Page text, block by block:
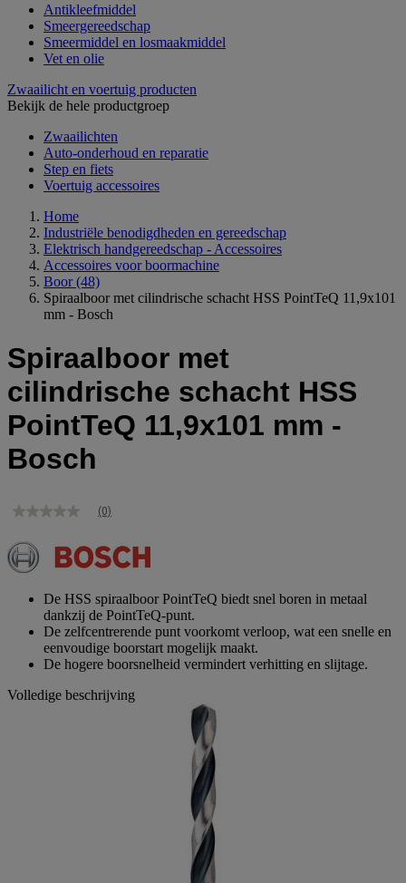
Antikleefmiddel
Smeergereedschap
Smeermiddel en losmaakmiddel
Vet en olie
Zwaailicht en voertuig producten
Bekijk de hele productgroep
Zwaailichten
Auto-onderhoud en reparatie
Step en fiets
Voertuig accessoires
Home
Industriële benodigdheden en gereedschap
Elektrisch handgereedschap - Accessoires
Accessoires voor boormachine
Boor (48)
Spiraalboor met cilindrische schacht HSS PointTeQ 11,9x101
mm - Bosch
Spiraalboor met
cilindrische schacht HSS
PointTeQ 11,9x101 mm -
Bosch
Geen
Dezelfde
paginalink.
(0)
De HSS spiraalboor PointTeQ biedt snel boren in metaal
dankzij de PointTeQ-punt.
De zelfcentrerende punt voorkomt verloop, wat een snelle en
eenvoudige boorstart mogelijk maakt.
De hogere boorsnelheid vermindert verhitting en slijtage.
Volledige beschrijving